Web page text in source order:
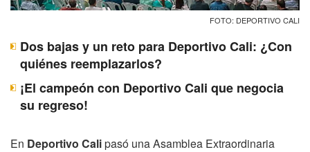
FOTO: DEPORTIVO CALI
Dos bajas y un reto para Deportivo Cali: ¿Con
quiénes reemplazarlos?
¡El campeón con Deportivo Cali que negocia
su regreso!
En Deportivo Calipasó una Asamblea Extraordinaria